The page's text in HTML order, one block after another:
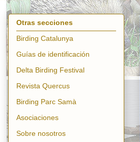
Otras secciones
Birding Catalunya
Guías de identificación
Delta Birding Festival
Revista Quercus
Birding Parc Samà
Asociaciones
Sobre nosotros